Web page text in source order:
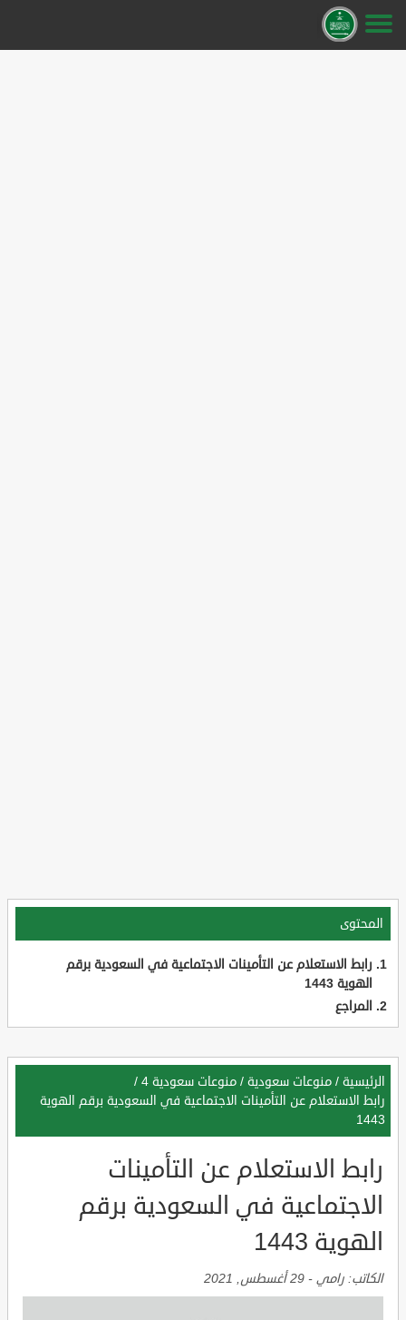
المحتوى
رابط الاستعلام عن التأمينات الاجتماعية في السعودية برقم
الهوية 1443
المراجع
الرئيسية / منوعات سعودية / منوعات سعودية 4
/
رابط الاستعلام عن التأمينات الاجتماعية في السعودية برقم الهوية
1443
رابط الاستعلام عن التأمينات
الاجتماعية في السعودية برقم
الهوية 1443
الكاتب: رامي - 29 أغسطس, 2021